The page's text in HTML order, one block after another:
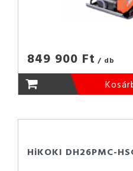
849 900 Ft / db
HiKOKI DH26PMC-